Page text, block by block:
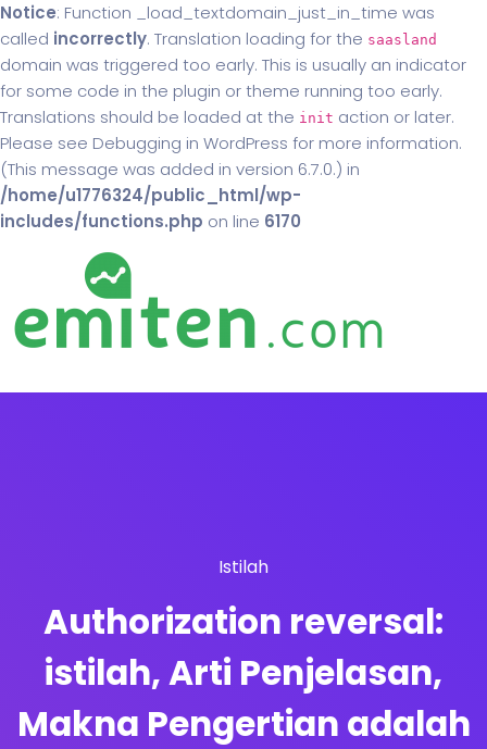
Notice: Function _load_textdomain_just_in_time was
called incorrectly. Translation loading for the saasland
domain was triggered too early. This is usually an indicator
for some code in the plugin or theme running too early.
Translations should be loaded at the init action or later.
Please see Debugging in WordPress for more information.
(This message was added in version 6.7.0.) in
/home/u1776324/public_html/wp-
includes/functions.php on line 6170
Istilah
Authorization reversal:
istilah, Arti Penjelasan,
Makna Pengertian adalah